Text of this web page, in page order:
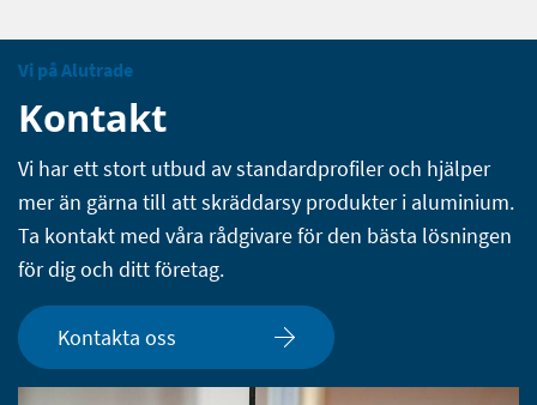
Vi på Alutrade
Kontakt
Vi har ett stort utbud av standardprofiler och hjälper
mer än gärna till att skräddarsy produkter i aluminium.
Ta kontakt med våra rådgivare för den bästa lösningen
för dig och ditt företag.
Kontakta oss